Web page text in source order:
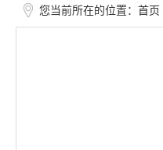
您当前所在的位置： 首页